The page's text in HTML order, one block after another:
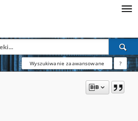
Wyszukiwanie zaawansowane ?